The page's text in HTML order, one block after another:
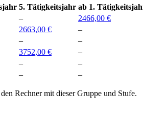
5. Tätigkeitsjahr ab 1.
– 2466,00 €
2663,00 € –
– –
3752,00 € –
– –
– –
Rechner mit dieser Gruppe und Stufe.